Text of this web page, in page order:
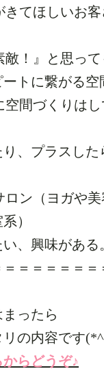
てほしいお客
！』と思って
に繋がる空
間づくりはし
プラスした
ン（ヨガや美
）
興味がある
＝＝＝＝＝＝
ったら
リの内容です
らどうぞ♪